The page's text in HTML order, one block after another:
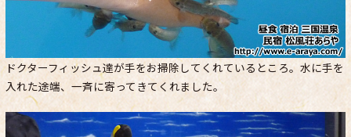
ドクターフィッシュ達が手をお掃除してくれているところ。水に手を
入れた途端、一斉に寄ってきてくれました。